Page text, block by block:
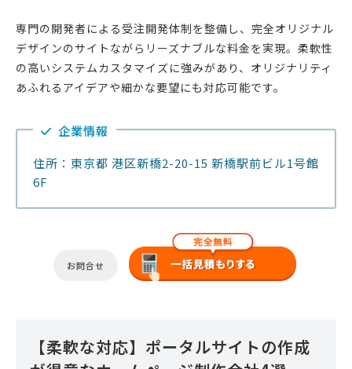
専門の開発者による受注開発体制を整備し、完全オリジナル
デザインのサイトながらリーズナブルな料金を実現。柔軟性
の高いシステムカスタマイズに強みがあり、オリジナリティ
あふれるアイデアや細かな要望にも対応可能です。
企業情報
住所：東京都 港区新橋2-20-15 新橋駅前ビル1号館
6F
お問合せ
【柔軟な対応】ポータルサイトの作成